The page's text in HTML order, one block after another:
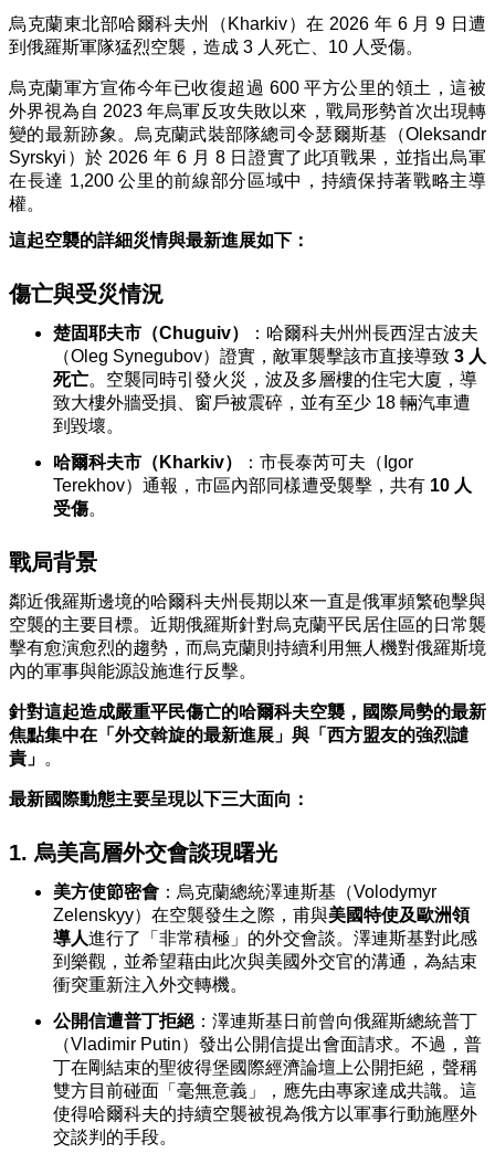
烏克蘭東北部哈爾科夫州（Kharkiv）在 2026 年 6 月 9 日遭
到俄羅斯軍隊猛烈空襲，造成 3 人死亡、10 人受傷。
烏克蘭軍方宣佈今年已收復超過 600 平方公里的領土，這被
外界視為自 2023 年烏軍反攻失敗以來，戰局形勢首次出現轉
變的最新跡象。 烏克蘭武裝部隊總司令瑟爾斯基（Oleksandr
Syrskyi）於 2026 年 6 月 8 日證實了此項戰果，並指出烏軍
在長達 1,200 公里的前線部分區域中，持續保持著戰略主導
權。
這起空襲的詳細災情與最新進展如下：
傷亡與受災情況
楚固耶夫市（Chuguiv）
：哈爾科夫州州長西涅古波夫
（Oleg Synegubov）證實，敵軍襲擊該市直接導致 3 人
死亡。空襲同時引發火災，波及多層樓的住宅大廈，導
致大樓外牆受損、窗戶被震碎，並有至少 18 輛汽車遭
到毀壞。
哈爾科夫市（Kharkiv）
：市長泰芮可夫（Igor
Terekhov）通報，市區內部同樣遭受襲擊，共有 10 人
受傷。
戰局背景
鄰近俄羅斯邊境的哈爾科夫州長期以來一直是俄軍頻繁砲擊與
空襲的主要目標。近期俄羅斯針對烏克蘭平民居住區的日常襲
擊有愈演愈烈的趨勢，而烏克蘭則持續利用無人機對俄羅斯境
內的軍事與能源設施進行反擊。
針對這起造成嚴重平民傷亡的哈爾科夫空襲，國際局勢的最新
焦點集中在「外交斡旋的最新進展」與「西方盟友的強烈譴
責」 。
最新國際動態主要呈現以下三大面向：
1. 烏美高層外交會談現曙光
美方使節密會 ：烏克蘭總統澤連斯基（Volodymyr
Zelenskyy）在空襲發生之際，甫與美國特使及歐洲領
導人進行了「非常積極」的外交會談。澤連斯基對此感
到樂觀，並希望藉由此次與美國外交官的溝通，為結束
衝突重新注入外交轉機。
公開信遭普丁拒絕 ：澤連斯基日前曾向俄羅斯總統普丁
（Vladimir Putin）發出公開信提出會面請求。不過，普
丁在剛結束的聖彼得堡國際經濟論壇上公開拒絕，聲稱
雙方目前碰面「毫無意義」，應先由專家達成共識。這
使得哈爾科夫的持續空襲被視為俄方以軍事行動施壓外
交談判的手段。